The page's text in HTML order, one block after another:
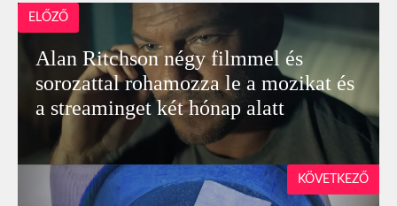
ELŐZŐ
Alan Ritchson négy filmmel és
sorozattal rohamozza le a mozikat és
a streaminget két hónap alatt
KÖVETKEZŐ